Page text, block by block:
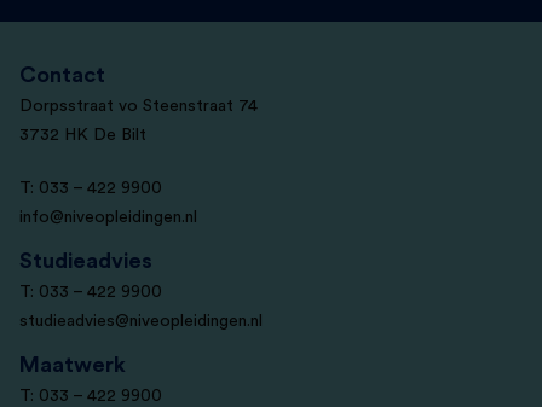
Contact
Dorpsstraat vo Steenstraat 74
3732 HK De Bilt
T: 033 – 422 9900
info@niveopleidingen.nl
Studieadvies
T: 033 – 422 9900
studieadvies@niveopleidingen.nl
Maatwerk
T: 033 – 422 9900